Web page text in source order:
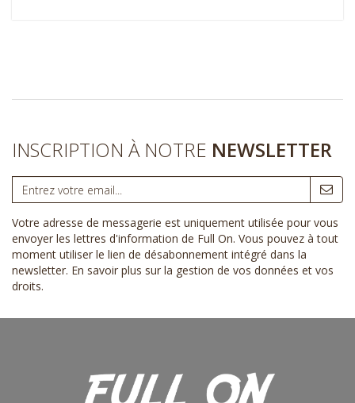
INSCRIPTION À NOTRE NEWSLETTER
Votre adresse de messagerie est uniquement utilisée pour vous
envoyer les lettres d'information de Full On. Vous pouvez à tout
moment utiliser le lien de désabonnement intégré dans la
newsletter. En savoir plus sur la gestion de vos données et vos
droits.